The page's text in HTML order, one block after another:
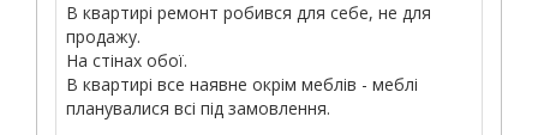
В квартирі ремонт робився для себе, не для
продажу.
На стінах обої.
В квартирі все наявне окрім меблів - меблі
планувалися всі під замовлення.